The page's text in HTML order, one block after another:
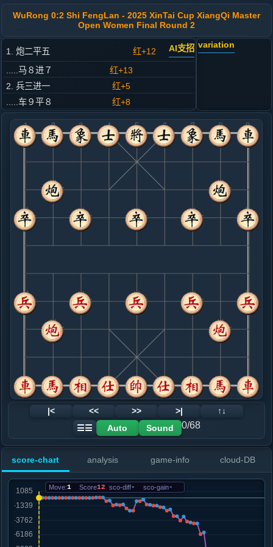
WuRong 0:2 Shi FengLan - 2025 XinTai Cup XiangQi Master
Open Women Final Round 2
1. 炮二平五 红+12 AI支招
.....马８进７
红+13
2. 兵三进一
红+5
.....车９平８
红+8
3. 马二进三
红+9
.....砲８平９
红+12
4. 兵七进一
红+10
.....砲２平３
红+10
5. 马八进九
红+11
.....车１进１
6. 车九平八
红+15
兵九进一
.....车１平４
红+13
车１平６
7. 炮八进四
红+4
兵九进一
8. 炮八平五
红+2
.....马７进５
红+0
9. 炮五进四
红+8
.....车４进２
10. 炮五退二
红+69
.....车８进７
红+73
黑+533
车一进二
.....车４进３
黑+451
12. 马四进五
黑+1268
仕六进五
黑+1132
13. 炮五进三
黑+1220
黑+1779
马五退四
.....车４平５
黑+2153
车４退３
15. 马五退四
黑+2147
马五退六
.....卒１进１
黑+548
车５退１
16. 仕四进五
variation
|< << >> >|
↑↓
☰☰
Auto Sound 0/68
score-chart analysis game-info cloud-DB
Move:1 Score12 sco-diff- sco-gain-